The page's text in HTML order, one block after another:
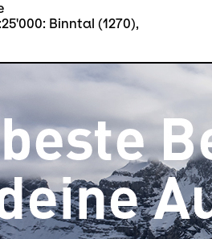
Binntal (1270),